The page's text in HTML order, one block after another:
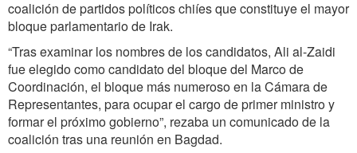
coalición de partidos políticos chiíes que constituye el mayor
bloque parlamentario de Irak.
“Tras examinar los nombres de los candidatos, Ali al-Zaidi
fue elegido como candidato del bloque del Marco de
Coordinación, el bloque más numeroso en la Cámara de
Representantes, para ocupar el cargo de primer ministro y
formar el próximo gobierno”, rezaba un comunicado de la
coalición tras una reunión en Bagdad.